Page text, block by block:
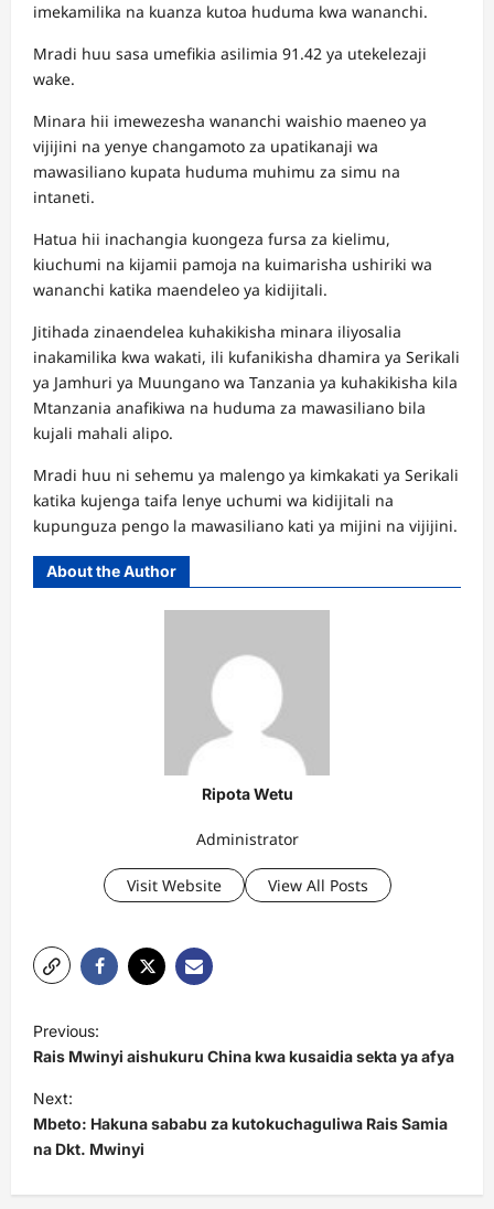
imekamilika na kuanza kutoa huduma kwa wananchi.
Mradi huu sasa umefikia asilimia 91.42 ya utekelezaji
wake.
Minara hii imewezesha wananchi waishio maeneo ya
vijijini na yenye changamoto za upatikanaji wa
mawasiliano kupata huduma muhimu za simu na
intaneti.
Hatua hii inachangia kuongeza fursa za kielimu,
kiuchumi na kijamii pamoja na kuimarisha ushiriki wa
wananchi katika maendeleo ya kidijitali.
Jitihada zinaendelea kuhakikisha minara iliyosalia
inakamilika kwa wakati, ili kufanikisha dhamira ya Serikali
ya Jamhuri ya Muungano wa Tanzania ya kuhakikisha kila
Mtanzania anafikiwa na huduma za mawasiliano bila
kujali mahali alipo.
Mradi huu ni sehemu ya malengo ya kimkakati ya Serikali
katika kujenga taifa lenye uchumi wa kidijitali na
kupunguza pengo la mawasiliano kati ya mijini na vijijini.
About the Author
Ripota Wetu
Administrator
Visit Website View All Posts
o
s
t
n
a
Previous:
Rais Mwinyi aishukuru China kwa kusaidia sekta ya afya
Next:
Mbeto: Hakuna sababu za kutokuchaguliwa Rais Samia
na Dkt. Mwinyi